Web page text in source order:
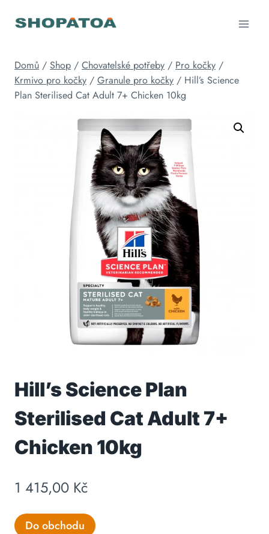
Domů / Shop / Chovatelské potřeby / Pro kočky /
Krmivo pro kočky / Granule pro kočky / Hill’s Science
Plan Sterilised Cat Adult 7+ Chicken 10kg
Hill’s Science Plan
Sterilised Cat Adult 7+
Chicken 10kg
1 415,00 Kč
Do obchodu